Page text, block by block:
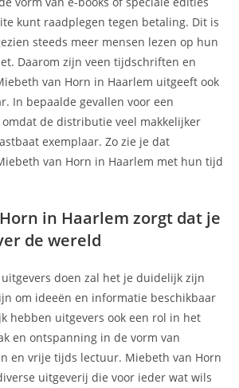
kunt raadplegen tegen betaling. Dit is
steeds meer mensen lezen op hun
Daarom zijn veen tijdschriften en
van Horn in Haarlem uitgeeft ook
In bepaalde gevallen voor een
de distributie veel makkelijker
exemplaar. Zo zie je dat
van Horn in Haarlem met hun tijd
in Haarlem zorgt dat je
de wereld
doen zal het je duidelijk zijn
om ideeën en informatie beschikbaar
hebben uitgevers ook een rol in het
en ontspanning in de vorm van
en vrije tijds lectuur. Miebeth van Horn
uitgeverij die voor ieder wat wils